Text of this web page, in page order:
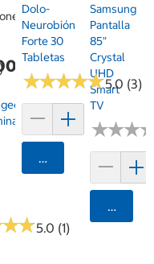
★★
★★5.0 (1)
Código Postal
Dolo-
Neurobión
Forte 30
Tabletas
★★★★★
★★★★★5.0 (3)
Agregar
Samsung
Pantalla
85"
Crystal
UHD
Smart
TV
★★★
★★★